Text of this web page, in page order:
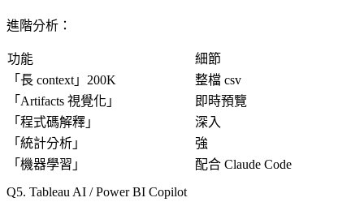
進階分析 ：
功能
細節
「 長 context 」200K
整檔 csv
「 Artifacts 視覺化 」
即時預覽
「 程式碼解釋 」
深入
「 統計分析 」
強
「 機器學習 」
配合 Claude Code
5. Tableau AI / Power BI Copilot